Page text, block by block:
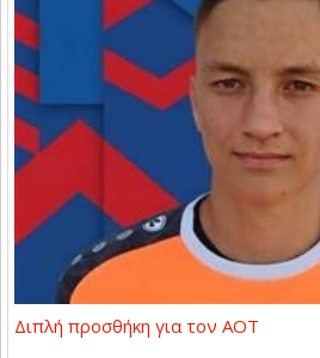
Διπλή προσθήκη για τον ΑΟΤ